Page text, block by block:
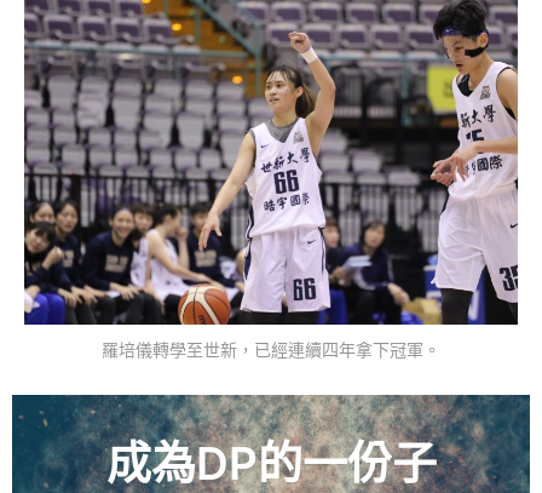
羅培儀轉學至世新，已經連續四年拿下冠軍。
成為DP的一份子